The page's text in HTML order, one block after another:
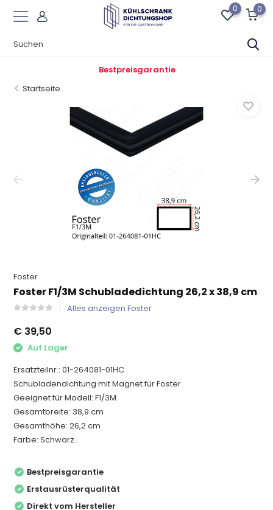
0 0
Bestpreisgarantie
Startseite
Foster
Foster F1/3M Schubladedichtung 26,2 x 38,9 cm
Alles anzeigen Foster
€ 39,50
Auf Lager
Ersatzteilnr.: 01-264081-01HC
Schubladendichtung mit Magnet für Foster
Geeignet für Modell: F1/3M
Gesamtbreite: 38,9 cm
Gesamthöhe: 26,2 cm
Farbe: Schwarz...
Bestpreisgarantie
Erstausrüsterqualität
Direkt vom Hersteller